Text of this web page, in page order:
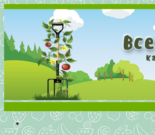
Все о томатах. Выращивание томатов.
Выращивание и уход за томатами